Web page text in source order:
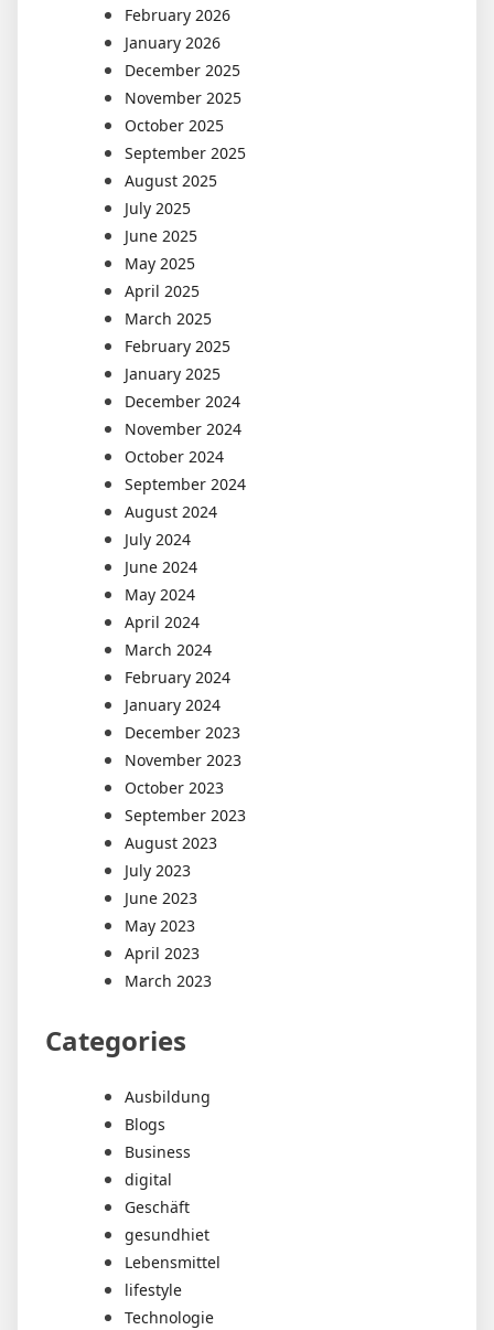
February 2026
January 2026
December 2025
November 2025
October 2025
September 2025
August 2025
July 2025
June 2025
May 2025
April 2025
March 2025
February 2025
January 2025
December 2024
November 2024
October 2024
September 2024
August 2024
July 2024
June 2024
May 2024
April 2024
March 2024
February 2024
January 2024
December 2023
November 2023
October 2023
September 2023
August 2023
July 2023
June 2023
May 2023
April 2023
March 2023
Categories
Ausbildung
Blogs
Business
digital
Geschäft
gesundhiet
Lebensmittel
lifestyle
Technologie